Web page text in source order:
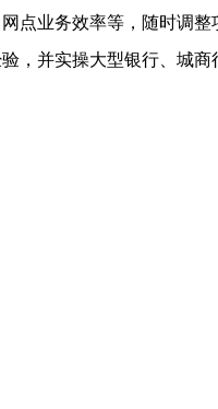
点业务效率等，随时调整
并实操大型银行、城商